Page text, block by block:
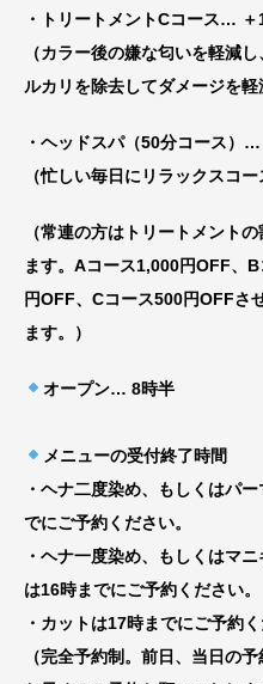
・トリートメントCコース… ＋
（カラー後の嫌な匂いを軽減
ルカリを除去してダメージを軽
・ヘッドスパ（50分コース）
（忙しい毎日にリラックスコー
（常連の方はトリートメント
ます。Aコース1,000円OFF、
円OFF、Cコース500円OFFさ
ます。）
オープン… 8時半
メニューの受付終了時間
・ヘナ二度染め、もしくはパ
でにご予約ください。
・ヘナ一度染め、もしくはマ
は16時までにご予約ください。
・カットは17時までにご予約く
（完全予約制。前日、当日の